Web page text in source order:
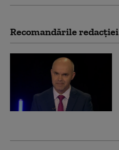
Recomandările redacţiei